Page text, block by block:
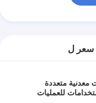
سعر ل
معدنية متعددة
للعمليات